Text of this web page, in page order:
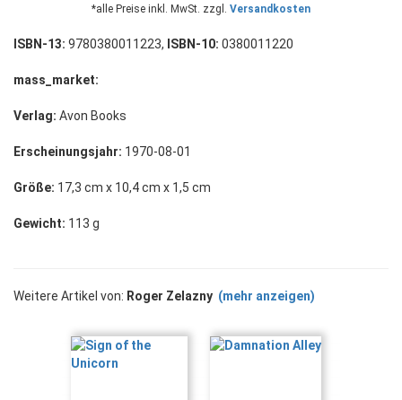
*alle Preise inkl. MwSt. zzgl. Versandkosten
ISBN-13: 9780380011223, ISBN-10: 0380011220
mass_market:
Verlag: Avon Books
Erscheinungsjahr: 1970-08-01
Größe: 17,3 cm x 10,4 cm x 1,5 cm
Gewicht: 113 g
Weitere Artikel von: Roger Zelazny (mehr anzeigen)